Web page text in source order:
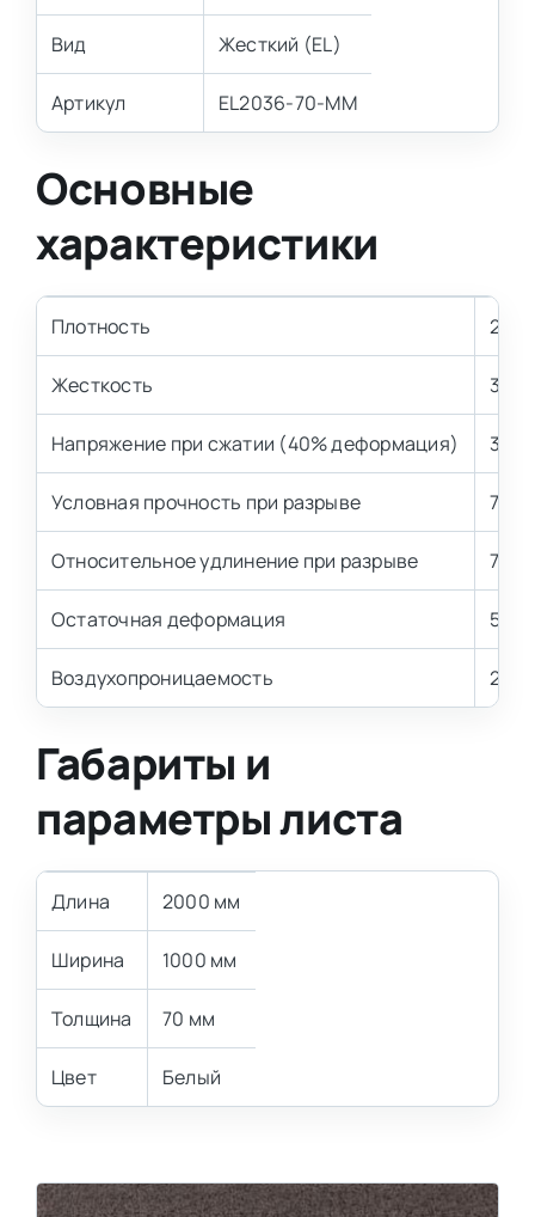
Вид Жесткий (EL)
Артикул EL2036-70-MM
Основные
характеристики
Плотность 20
Жесткость 3.6
Напряжение при сжатии (40% деформация)
Условная прочность при разрыве 70
Относительное удлинение при разрыве 70 %
Остаточная деформация 5,0-
Воздухопроницаемость 2,5-
Габариты и
параметры листа
Длина 2000 мм
Ширина 1000 мм
Толщина 70 мм
Цвет Белый